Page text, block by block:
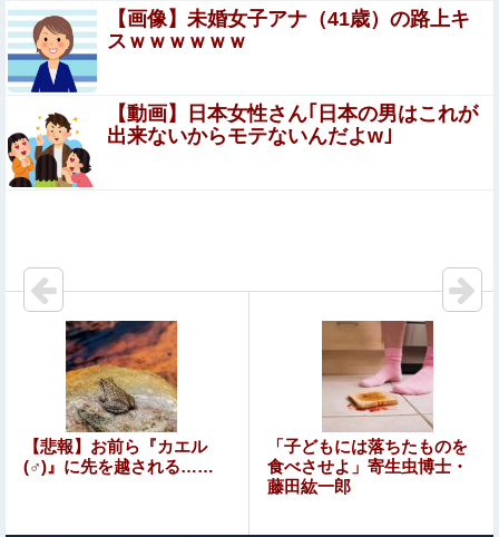
イーロン・マスク「中国のロボットはデタラメで遠隔操作
してるだけ」
【朗報】後藤真希 「無毛女性器生チラ＆乳の首ポロ
リ」計画
【動画】 女子アナさん、ノーブラでうっかり衣装から乳首
て” 絶望する…（衝撃画像）
友廣南実アナ 海に落ちてパンツが透けてしまうハプニン
グ！！【GIF動画あり】
井上晴美、乳首ヘアヌードや濡れ場おっぱいがエロ過ぎ
る！人生最後のラスト写真集、最高！！
【厚生年金 平均15万円の厳しさ】 月20万円以上はわずか
1.8割、高齢夫婦は毎月4.2万円の赤字に
【画像】未婚女子アナ（41歳）の路上キ
スｗｗｗｗｗｗ
【動画】日本女性さん｢日本の男はこれが
出来ないからモテないんだよw｣
【悲報】お前ら『カエル
(♂)』に先を越される……
「子どもには落ちたものを
食べさせよ」寄生虫博士・
藤田紘一郎